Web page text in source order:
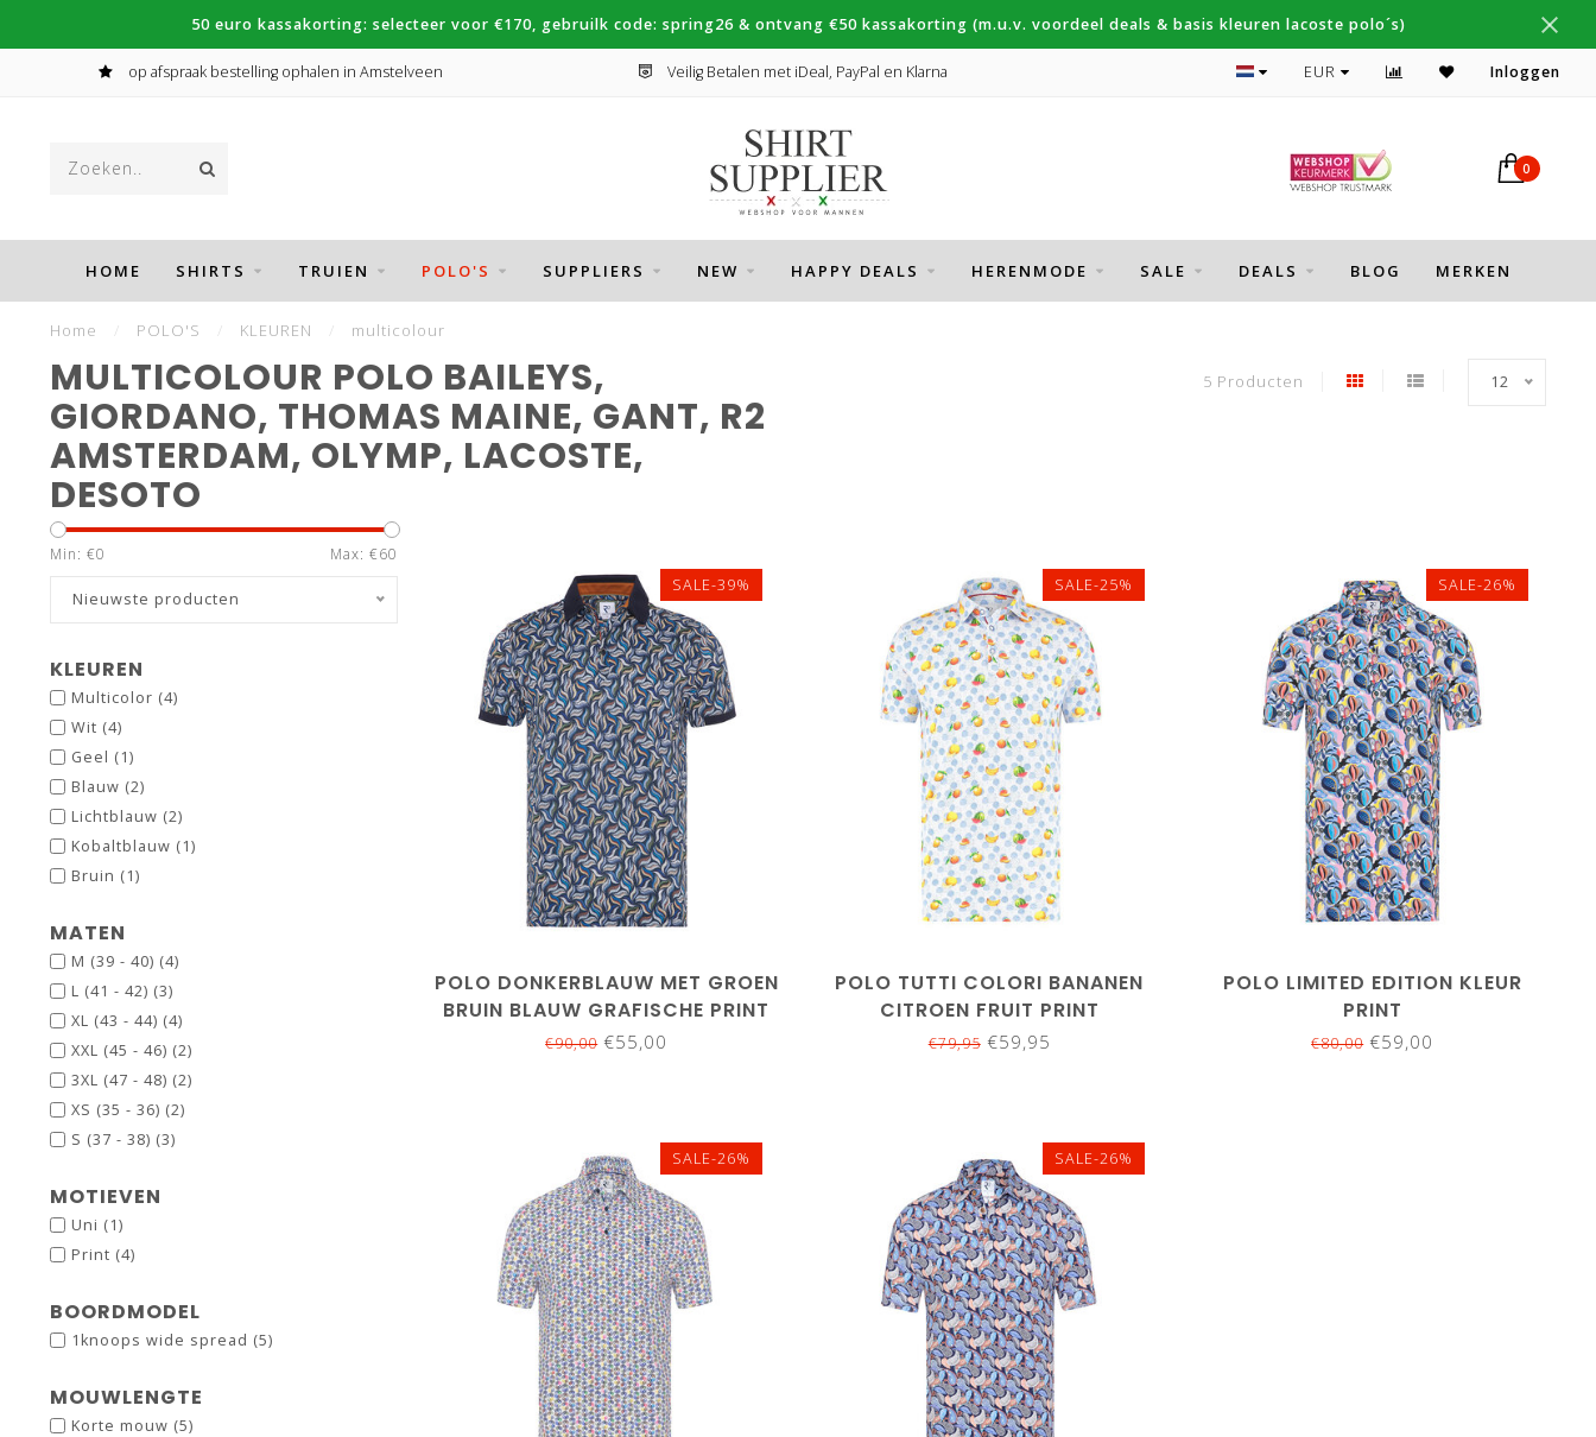
50 euro kassakorting: selecteer voor €170, gebruilk code: spring26 & ontvang €50 kassakorting (m.u.v. voordeel deals & basis kleuren lacoste polo´s)
op afspraak bestelling ophalen in Amstelveen Veilig Betalen met iDeal, PayPal en Klarna Topmerken Thomas Maine, Cavallaro, Desoto
EUR Inloggen
0
HOME SHIRTS TRUIEN POLO'S SUPPLIERS NEW HAPPY DEALS HERENMODE SALE DEALS BLOG MERKEN
Home POLO'S KLEUREN multicolour
MULTICOLOUR POLO BAILEYS,
GIORDANO, THOMAS MAINE, GANT, R2
AMSTERDAM, OLYMP, LACOSTE,
DESOTO
5 Producten 12
Min: €0 Max: €60
Nieuwste producten
KLEUREN
Multicolor (4)
Wit (4)
Geel (1)
Blauw (2)
Lichtblauw (2)
Kobaltblauw (1)
Bruin (1)
MATEN
M (39 - 40) (4)
L (41 - 42) (3)
XL (43 - 44) (4)
XXL (45 - 46) (2)
3XL (47 - 48) (2)
XS (35 - 36) (2)
S (37 - 38) (3)
MOTIEVEN
Uni (1)
Print (4)
BOORDMODEL
1knoops wide spread (5)
MOUWLENGTE
Korte mouw (5)
SALE-39%
3XL
POLO DONKERBLAUW MET GROEN
BRUIN BLAUW GRAFISCHE PRINT
€90,00€55,00
SALE-25%
M
POLO TUTTI COLORI BANANEN
CITROEN FRUIT PRINT
€79,95€59,95
SALE-26%
L XXL 3XL
POLO LIMITED EDITION KLEUR
PRINT
€80,00€59,00
SALE-26% SALE-26%